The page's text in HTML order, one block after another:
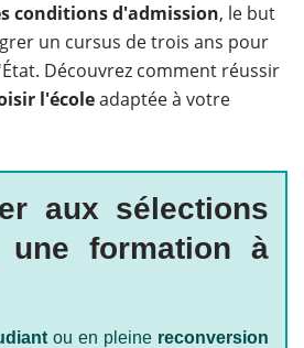
conditions d'admission, le but
un cursus de trois ans pour
Découvrez comment réussir
l'écoleadaptée à votre
aux sélections
une formation à
ou en pleine reconversion